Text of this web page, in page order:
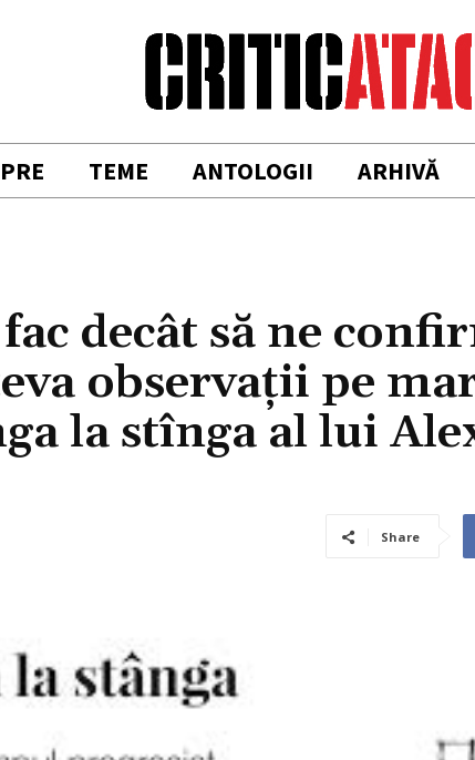
TEME ANTOLOGII ARHIVĂ
decât să ne
observații pe
la stînga al lui
Share